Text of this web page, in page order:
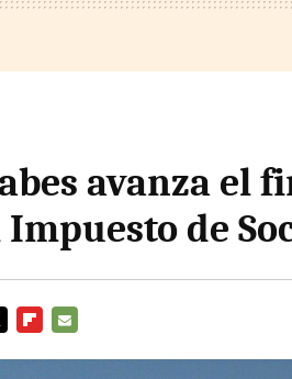
avanza el
de